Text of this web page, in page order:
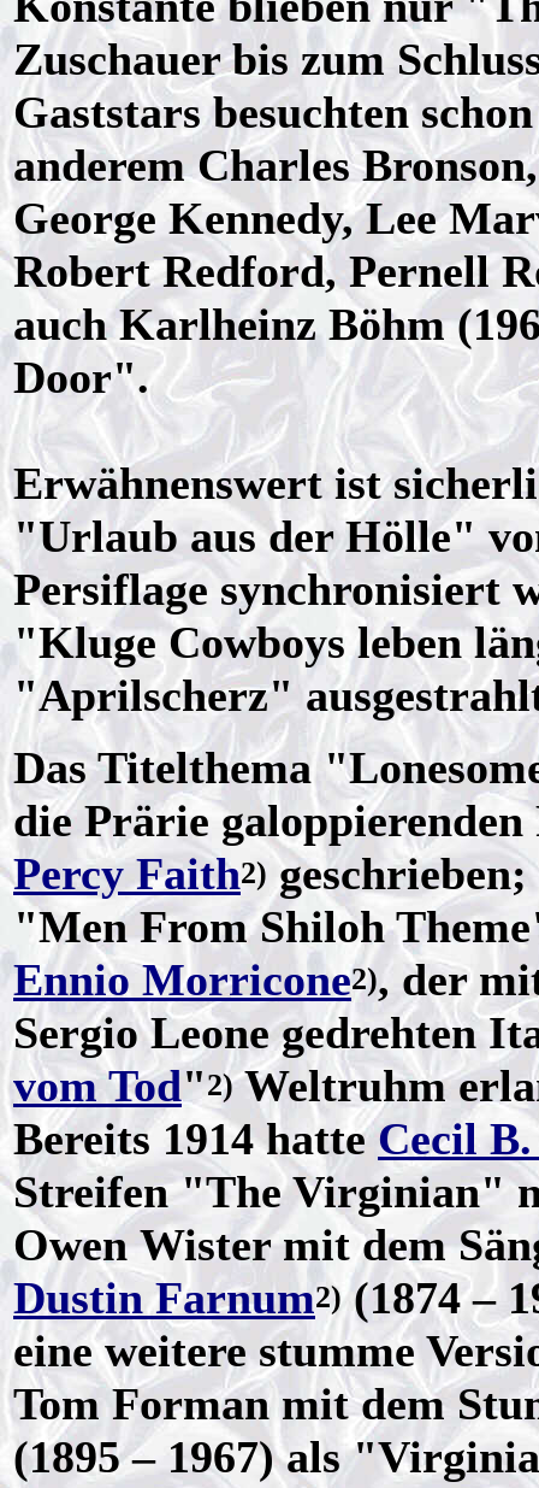
Zuschauer bis zum
Gaststars besuchten
anderem Charles
George Kennedy, Lee
Robert Redford, Pernell
auch Karlheinz Böhm
Door".
Erwähnenswert ist
"Urlaub aus der Hölle"
Persiflage synchronisiert
"Kluge Cowboys leben
"Aprilscherz"
Das Titelthema
die Prärie
Percy Faith2)
"Men From Shiloh
Ennio Morricone2), der
Sergio Leone gedrehten
vom Tod"2)Weltruhm
Bereits 1914 hatteCecil
Streifen "The Virginian"
Owen Wister mit dem
Dustin Farnum2)(1874 –
eine weitere stumme
Tom Forman mit dem
(1895 – 1967) als